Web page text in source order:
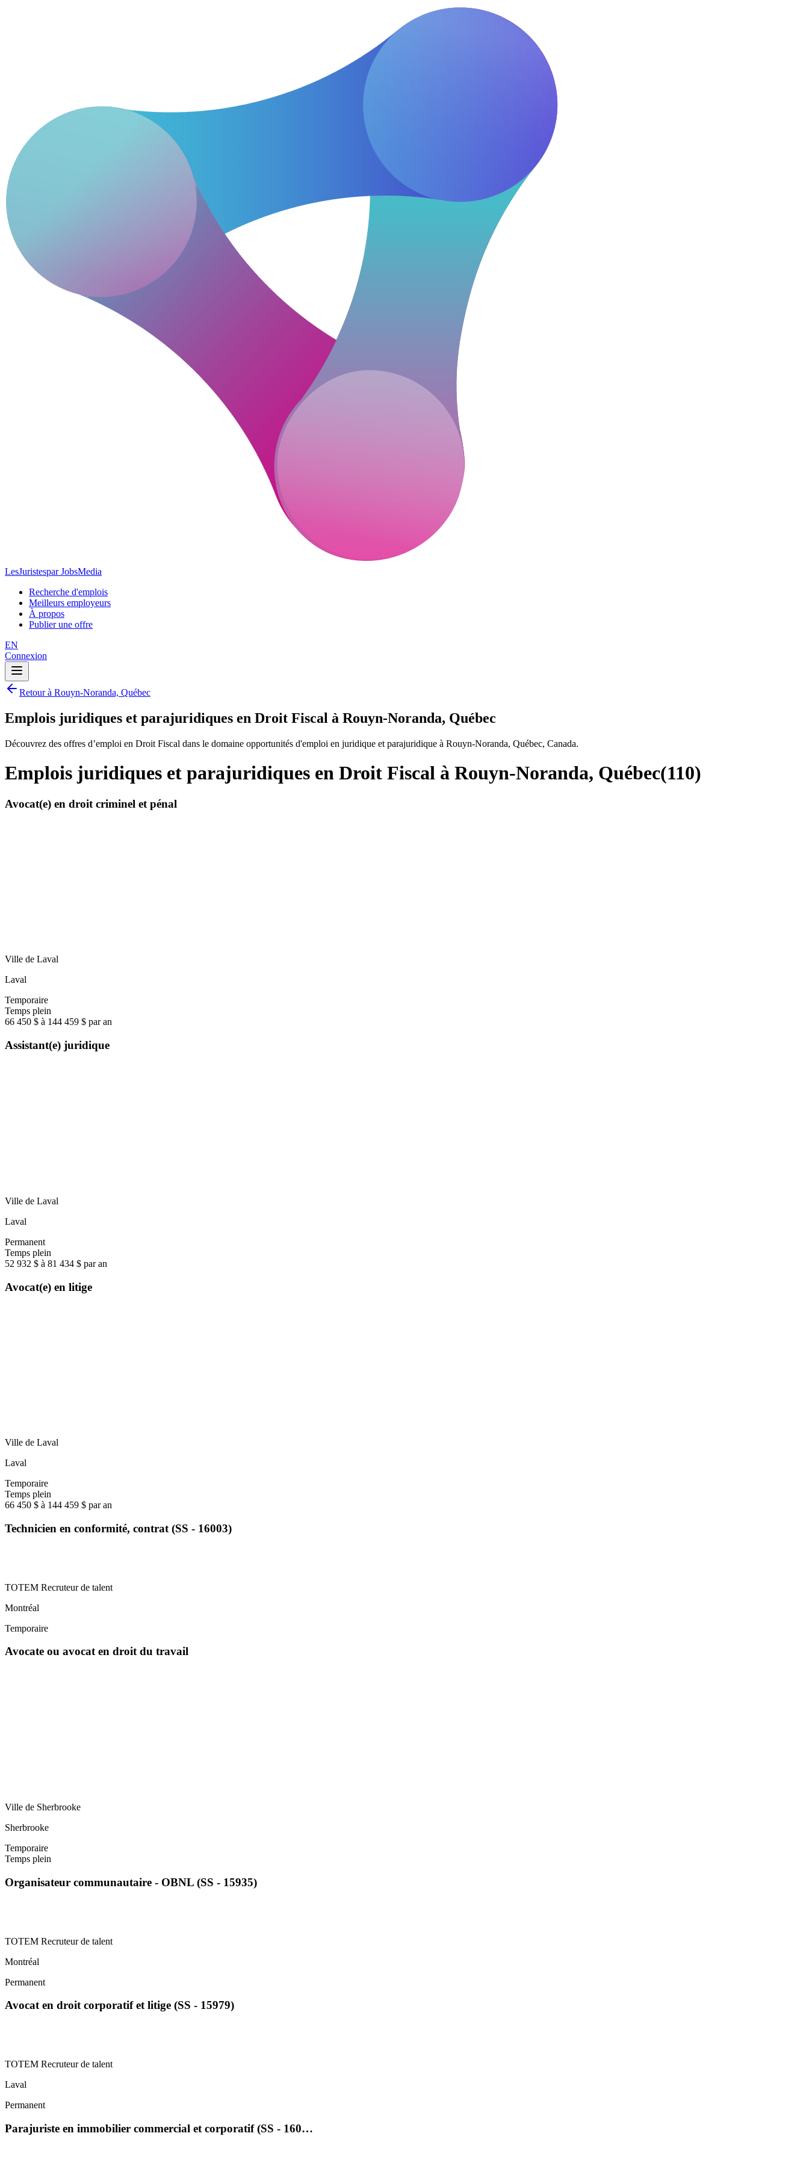
LesJuristespar JobsMedia
Recherche d'emplois
Meilleurs employeurs
À propos
Publier une offre
EN
Connexion
Retour à Rouyn-Noranda, Québec
Emplois juridiques et parajuridiques en Droit Fiscal à Rouyn-Noranda, Québec
Découvrez des offres d’emploi en Droit Fiscal dans le domaine opportunités d'emploi en juridique et parajuridique à Rouyn-Noranda, Québec, Canada.
Emplois juridiques et parajuridiques en Droit Fiscal à Rouyn-Noranda, Québec(110)
Avocat(e) en droit criminel et pénal
Ville de Laval
Laval
Temporaire
Temps plein
66 450 $ à 144 459 $ par an
Assistant(e) juridique
Ville de Laval
Laval
Permanent
Temps plein
52 932 $ à 81 434 $ par an
Avocat(e) en litige
Ville de Laval
Laval
Temporaire
Temps plein
66 450 $ à 144 459 $ par an
Technicien en conformité, contrat (SS - 16003)
TOTEM Recruteur de talent
Montréal
Temporaire
Avocate ou avocat en droit du travail
Ville de Sherbrooke
Sherbrooke
Temporaire
Temps plein
Organisateur communautaire - OBNL (SS - 15935)
TOTEM Recruteur de talent
Montréal
Permanent
Avocat en droit corporatif et litige (SS - 15979)
TOTEM Recruteur de talent
Laval
Permanent
Parajuriste en immobilier commercial et corporatif (SS - 160…